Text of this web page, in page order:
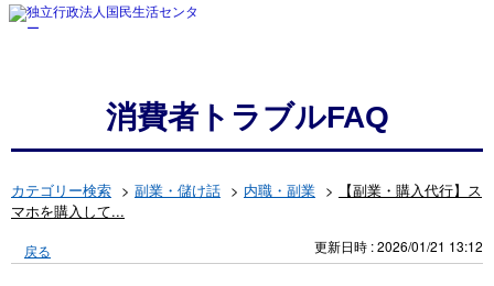
消費者トラブルFAQ
カテゴリー検索 > 副業・儲け話 > 内職・副業 >
【副業・購入代行】ス
マホを購入して...
戻る 更新日時 : 2026/01/21 13:12